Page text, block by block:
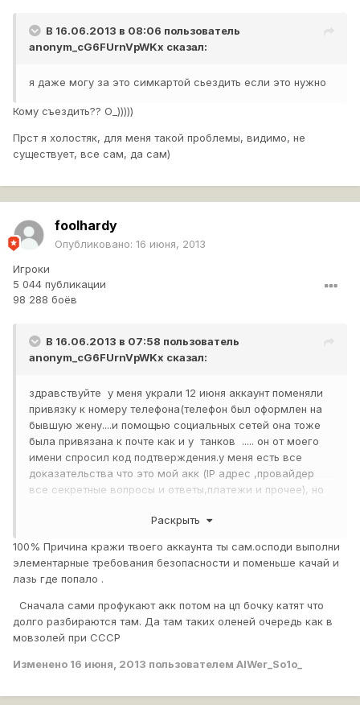
В 16.06.2013 в 08:06 пользователь
anonym_cG6FUrnVpWKx сказал:
я даже могу за это симкартой сьездить если это нужно
Кому съездить?? О_)))))
Прст я холостяк, для меня такой проблемы, видимо, не
существует, все сам, да сам)
foolhardy
Опубликовано: 16 июня, 2013
Игроки
5 044 публикации
98 288 боёв
В 16.06.2013 в 07:58 пользователь
anonym_cG6FUrnVpWKx сказал:
здравствуйте у меня украли 12 июня аккаунт поменяли
привязку к номеру телефона(телефон был оформлен на
бывшую жену....и помощью социальных сетей она тоже
была привязана к почте как и у танков ..... он от моего
имени спросил код подтверждения.у меня есть все
доказательства что это мой акк (IP адрес ,провайдер
все секретные вопросы и ответы,платежи и прочее), но
опять написал в цпп прикрепил чеки скрины всю инфу
что они вернули мой акк?почтовики просто сверили по IP
с которогоя юзал акк послений год и вернули почту( а
тут просто это уже переходит в какой то стеб)
Раскрыть
100% Причина кражи твоего аккаунта ты сам.осподи выполни
элементарные требования безопасности и поменьше качай и
лазь где попало .
Сначала сами профукают акк потом на цп бочку катят что
долго разбираются там. Да там таких оленей очередь как в
мовзолей при СССР
Изменено 16 июня, 2013 пользователем AlWer_So1o_